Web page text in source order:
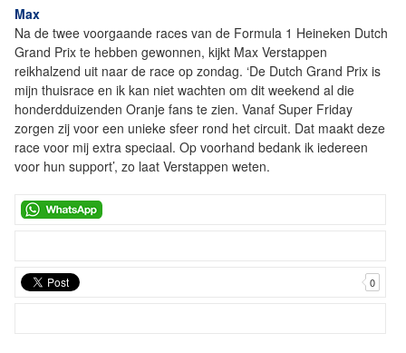
Max
Na de twee voorgaande races van de Formula 1 Heineken Dutch
Grand Prix te hebben gewonnen, kijkt Max Verstappen
reikhalzend uit naar de race op zondag. ‘De Dutch Grand Prix is
mijn thuisrace en ik kan niet wachten om dit weekend al die
honderdduizenden Oranje fans te zien. Vanaf Super Friday
zorgen zij voor een unieke sfeer rond het circuit. Dat maakt deze
race voor mij extra speciaal. Op voorhand bedank ik iedereen
voor hun support’, zo laat Verstappen weten.
0